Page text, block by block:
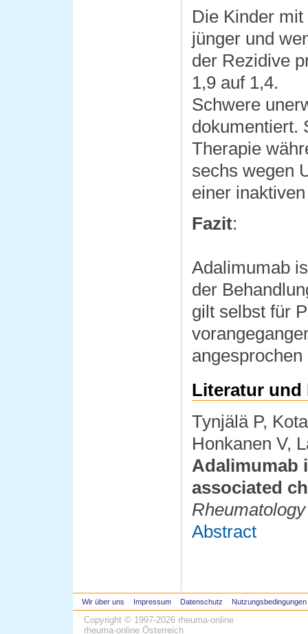
Die Kinder
jünger und
der Rezidive
1,9 auf 1,4.
Schwere
dokumentiert.
Therapie
sechs wegen
einer
Fazit:
Adalimumab
der
gilt selbst für
angesprochen
Literatur und
Tynjälä P,
Honkanen V,
Adalimumab
associated
Rheumatology
Abstract
Wir über uns Impressum Datenschutz Nutzungsbedingungen
Copyright © 1997-2026 rheuma-online
rheuma-online Österreich